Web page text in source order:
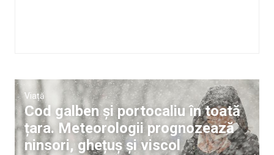
Viață
Cod galben și portocaliu în toată
țara. Meteorologii prognozează
ninsori, ghețuș și viscol